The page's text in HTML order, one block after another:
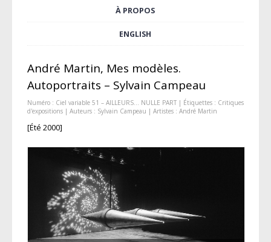
À PROPOS
ENGLISH
André Martin, Mes modèles.
Autoportraits – Sylvain Campeau
Numéro : Ciel variable 51 – AILLEURS… NULLE PART| Étiquettes : Critiques
d'expositions| Auteurs : Sylvain Campeau | Artistes : André Martin
[Été 2000]